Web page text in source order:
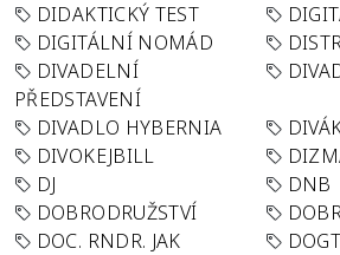
DIDAKTICKÝ TEST
DIGITÁLNÍ NOMÁD
DIVADELNÍ
PŘEDSTAVENÍ
DIVADLO HYBERNIA
DIVOKEJBILL
DJ
DNB
DOBRODRUŽSTVÍ
DOC. RNDR. JAK